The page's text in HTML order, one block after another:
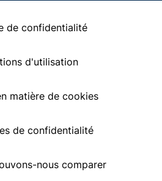
de confidentialité
d'utilisation
matière de cookies
de confidentialité
nous comparer